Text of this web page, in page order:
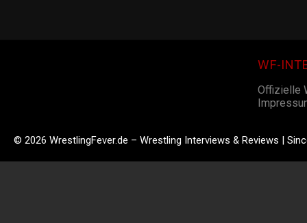
WF-
Offizielle
© 2026 WrestlingFever.de – Wrestling Interviews & Reviews |